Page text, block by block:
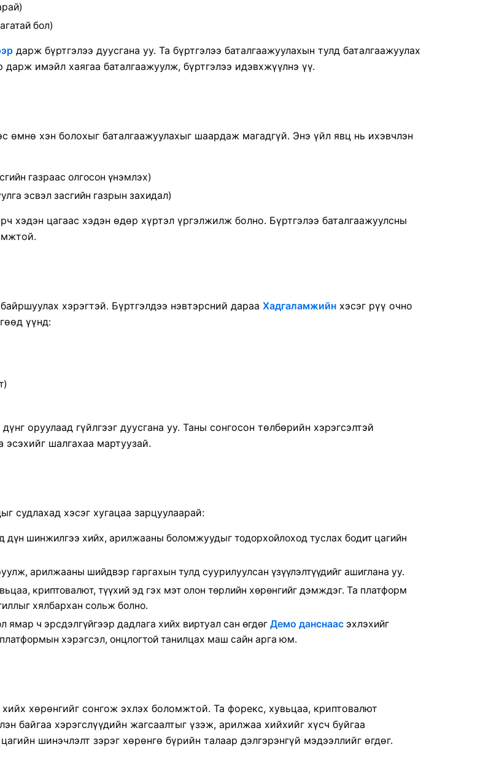
бол)
дарж бүртгэлээ дуусгана уу. Та бүртгэлээ баталгаажуулахын тулд баталгаажуулах
имэйл хаягаа баталгаажуулж, бүртгэлээ идэвхжүүлнэ үү.
өмнө хэн болохыг баталгаажуулахыг шаардаж магадгүй. Энэ үйл явц нь ихэвчлэн
газраас олгосон үнэмлэх)
эсвэл засгийн газрын захидал)
хэдэн цагаас хэдэн өдөр хүртэл үргэлжилж болно. Бүртгэлээ баталгаажуулсны
хэрэгтэй. Бүртгэлдээ нэвтэрсний дараа Хадгаламжийн хэсэг рүү очно
үүнд:
оруулаад гүйлгээг дуусгана уу. Таны сонгосон төлбөрийн хэрэгсэлтэй
шалгахаа мартуузай.
судлахад хэсэг хугацаа зарцуулаарай:
дүн шинжилгээ хийх, арилжааны боломжуудыг тодорхойлоход туслах бодит цагийн
арилжааны шийдвэр гаргахын тулд суурилуулсан үзүүлэлтүүдийг ашиглана уу.
криптовалют, түүхий эд гэх мэт олон төрлийн хөрөнгийг дэмждэг. Та платформ
хялбархан сольж болно.
ямар ч эрсдэлгүйгээр дадлага хийх виртуал сан өгдөг Демо данснаас эхлэхийг
хэрэгсэл, онцлогтой танилцах маш сайн арга юм.
хөрөнгийг сонгож эхлэх боломжтой. Та форекс, хувьцаа, криптовалют
байгаа хэрэгслүүдийн жагсаалтыг үзэж, арилжаа хийхийг хүсч буйгаа
шинэчлэлт зэрэг хөрөнгө бүрийн талаар дэлгэрэнгүй мэдээллийг өгдөг.